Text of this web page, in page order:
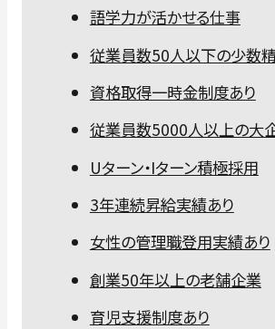
語学力が活かせる仕事
従業員数50人以下の少数
資格取得一時金制度あり
従業員数5000人以上の大
Uターン・Iターン積極採用
3年連続昇給実績あり
女性の管理職登用実績あり
創業50年以上の老舗企業
育児支援制度あり